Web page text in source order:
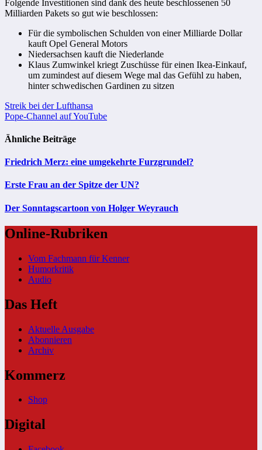
Folgende Investitionen sind dank des heute beschlossenen 50
Milliarden Pakets so gut wie beschlossen:
Für die symbolischen Schulden von einer Milliarde Dollar
kauft Opel General Motors
Niedersachsen kauft die Niederlande
Klaus Zumwinkel kriegt Zuschüsse für einen Ikea-Einkauf,
um zumindest auf diesem Wege mal das Gefühl zu haben,
hinter schwedischen Gardinen zu sitzen
Beitragsnavigation
Streik bei der Lufthansa
Pope-Channel auf YouTube
Ähnliche Beiträge
Friedrich Merz: eine umgekehrte Furzgrundel?
Erste Frau an der Spitze der UN?
Der Sonntagscartoon von Holger Weyrauch
Online-Rubriken
Vom Fachmann für Kenner
Humorkritik
Audio
Das Heft
Aktuelle Ausgabe
Abonnieren
Archiv
Kommerz
Shop
Digital